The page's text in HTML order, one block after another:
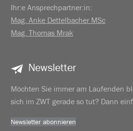
Ihr:e Ansprechpartner:in:
Mag. Anke Dettelbacher MSc
Mag. Thomas Mrak
Newsletter
Möchten Sie immer am Laufenden
sich im ZWT gerade so tut? Dann
Newsletter abonnieren